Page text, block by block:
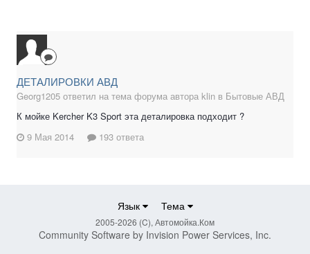
ДЕТАЛИРОВКИ АВД
Georg1205 ответил на тема форума автора klin в Бытовые АВД
К мойке Kercher K3 Sport эта деталировка подходит ?
9 Мая 2014
193 ответа
Язык Тема
2005-2026 (C), Автомойка.Ком
Community Software by Invision Power Services, Inc.